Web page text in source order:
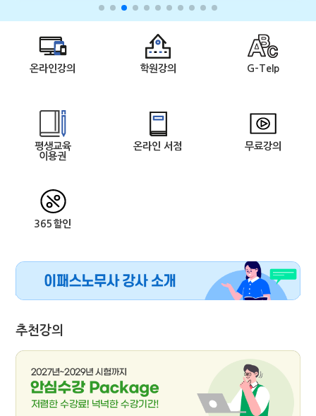
온라인강의 학원강의 G-Telp
평생교육
이용권
온라인 서점 무료강의
365할인
추천강의